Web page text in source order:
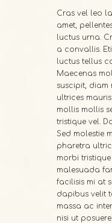
Cras vel leo
amet,
luctus urna.
a convallis.
luctus tellus
Maecenas
suscipit, diam
ultrices
mollis mollis
tristique vel.
Sed molestie
pharetra
morbi tristique
malesuada
facilisis mi at
dapibus velit
massa ac
nisi ut